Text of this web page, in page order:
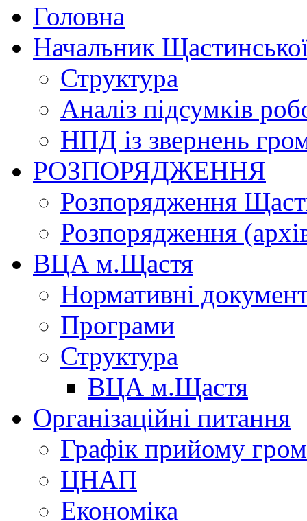
Головна
Начальник
Структура
Аналіз підсумків
НПД із звернень
РОЗПОРЯДЖЕННЯ
Розпорядження
Розпорядження
ВЦА м.Щастя
Нормативні
Програми
Структура
ВЦА м.Щастя
Організаційні питання
Графік прийому
ЦНАП
Економіка